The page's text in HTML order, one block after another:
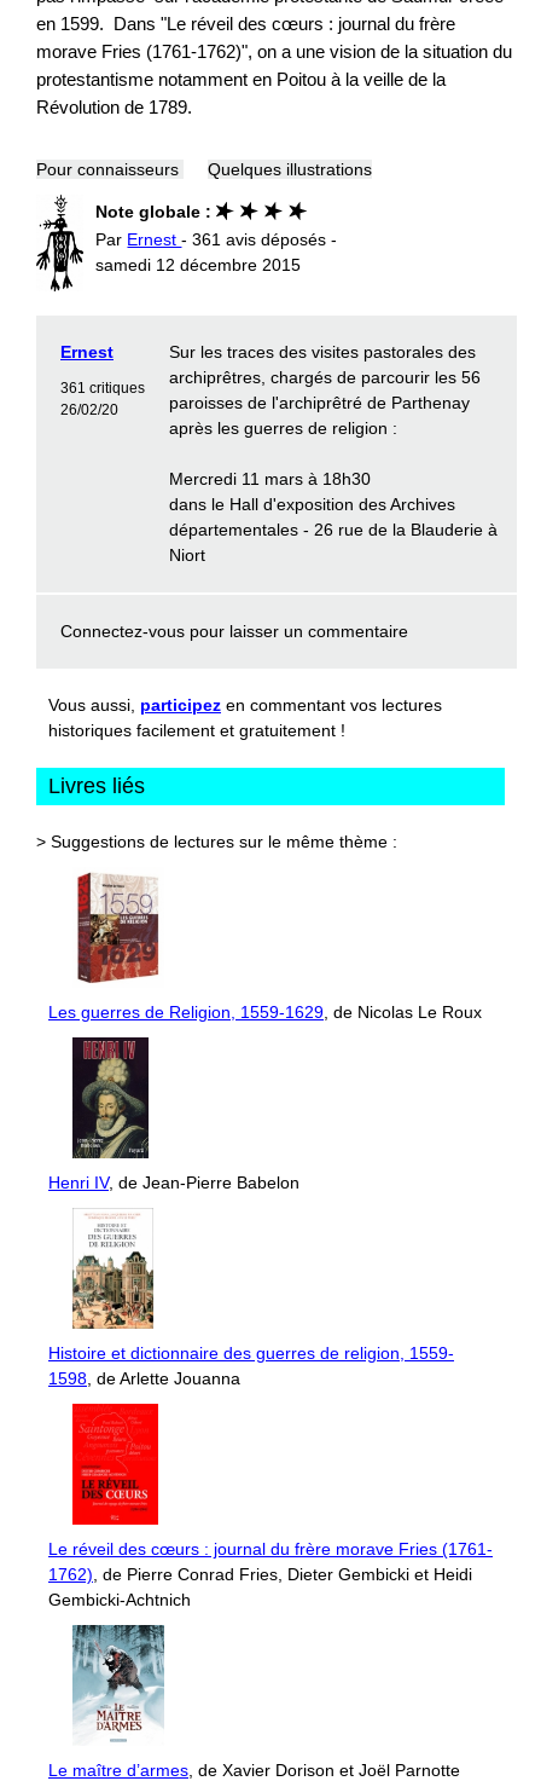
en 1599. Dans "Le réveil des cœurs : journal du frère
morave Fries (1761-1762)", on a une vision de la situation du
protestantisme notamment en Poitou à la veille de la
Révolution de 1789.
Pour connaisseurs Quelques illustrations
Note globale :
Par Ernest- 361 avis déposés -
samedi 12 décembre 2015
Ernest
361 critiques
26/02/20
Sur les traces des visites pastorales des
archiprêtres, chargés de parcourir les 56
paroisses de l'archiprêtré de Parthenay
après les guerres de religion :
Mercredi 11 mars à 18h30
dans le Hall d'exposition des Archives
départementales - 26 rue de la Blauderie à
Niort
Connectez-vous pour laisser un commentaire
Vous aussi, participez en commentant vos lectures
historiques facilement et gratuitement !
Livres liés
> Suggestions de lectures sur le même thème :
Les guerres de Religion, 1559-1629 , de Nicolas Le Roux
Henri IV, de Jean-Pierre Babelon
Histoire et dictionnaire des guerres de religion, 1559-
1598 , de Arlette Jouanna
Le réveil des cœurs : journal du frère morave Fries (1761-
1762) , de Pierre Conrad Fries, Dieter Gembicki et Heidi
Gembicki-Achtnich
Le maître d’armes , de Xavier Dorison et Joël Parnotte